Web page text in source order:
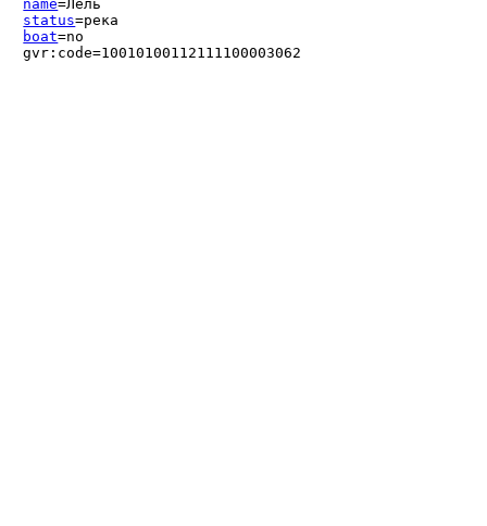
name=Лель
status=река
boat=no
gvr:code=10010100112111100003062